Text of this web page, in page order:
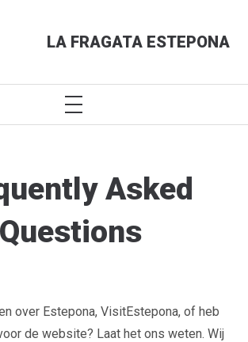
LA FRAGATA ESTEPONA
PRIMARY
MENU
Asked
Questions
over Estepona, VisitEstepona, of heb
de website? Laat het ons weten. Wij